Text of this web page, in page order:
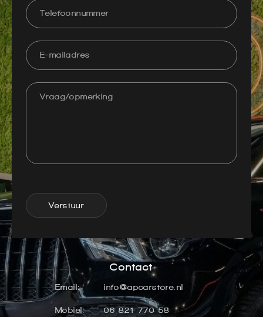
Verstuur
Contact
Email: info@apcarstore.nl
Mobiel: 06 821 770 58